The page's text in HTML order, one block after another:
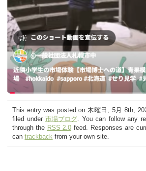
This entry was posted on 木曜日, 5月 8th,
filed under 市場ブログ. You can follow any
through the RSS 2.0 feed. Responses are
can trackback from your own site.